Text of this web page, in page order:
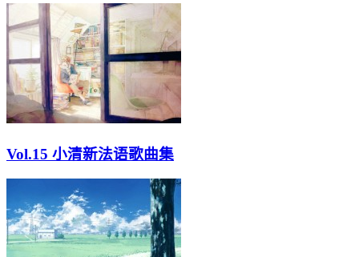
Vol.15 小清新法语歌曲集